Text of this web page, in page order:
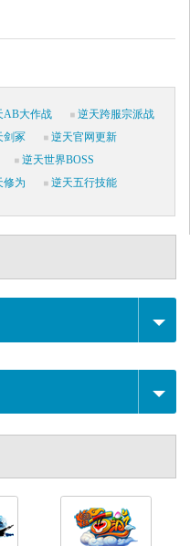
AB大作战
逆天跨服宗派战
剑冢
逆天官网更新
逆天世界BOSS
修为 逆天五行技能